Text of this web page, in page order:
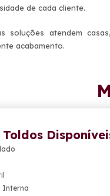
de cada cliente.
soluções atendem
acabamento.
Interna